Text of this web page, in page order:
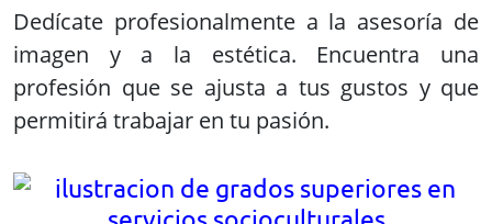
Dedícate profesionalmente a la asesoría de
imagen y a la estética. Encuentra una
profesión que se ajusta a tus gustos y que
permitirá trabajar en tu pasión.